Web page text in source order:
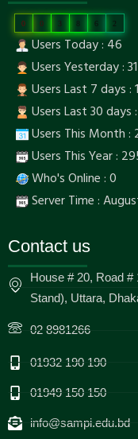
0 0 3 8 6 2
Users Today : 46
Users Yesterday : 31
Users Last 7 days :
Users Last 30 days
Users This Month :
Users This Year :
Who's Online : 0
Server Time :
Contact us
House # 20, Road
Stand), Uttara,
02 8981266
01932 190 190
01949 150 150
info@sampi.edu.bd